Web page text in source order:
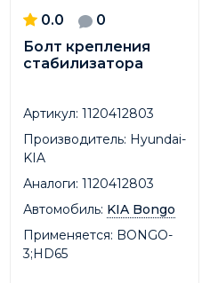
0.0
0
Болт крепления
стабилизатора
Артикул: 1120412803
Производитель: Hyundai-
KIA
Аналоги: 1120412803
Автомобиль: KIA Bongo
Применяется: BONGO-
3;HD65